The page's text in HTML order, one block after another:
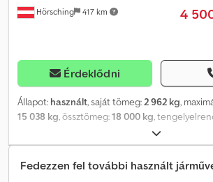
Hörsching 417 km 4
Érdeklődni
Állapot: használt, saját tömeg:2 962 kg,
15 038 kg, össztömeg:18 000 kg,
02/2017
méret:445/45/R19,5, Felszereltség:ABS, |
BPW tengelyek tárcsafékkel | Pótkeréktartó |
Az elírás, adatbeviteli hibák és az előzetes
Fedezzen fel további használt